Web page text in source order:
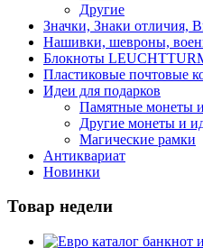
Другие
Значки, Знаки отличия,
Нашивки, шевроны,
Блокноты
Пластиковые почтовые
Идеи для подарков
Памятные монеты
Другие монеты и
Магические рамки
Антиквариат
Новинки
Товар недели